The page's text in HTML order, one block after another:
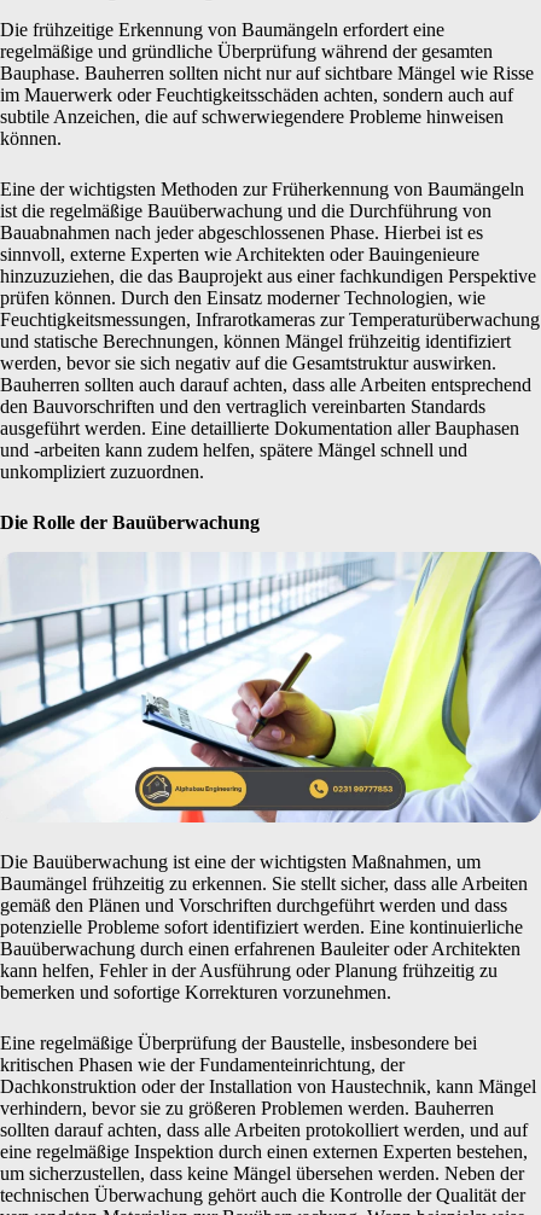
Die frühzeitige Erkennung von Baumängeln erfordert eine
regelmäßige und gründliche Überprüfung während der gesamten
Bauphase. Bauherren sollten nicht nur auf sichtbare Mängel wie Risse
im Mauerwerk oder Feuchtigkeitsschäden achten, sondern auch auf
subtile Anzeichen, die auf schwerwiegendere Probleme hinweisen
können.
Eine der wichtigsten Methoden zur Früherkennung von Baumängeln
ist die regelmäßige Bauüberwachung und die Durchführung von
Bauabnahmen nach jeder abgeschlossenen Phase. Hierbei ist es
sinnvoll, externe Experten wie Architekten oder Bauingenieure
hinzuzuziehen, die das Bauprojekt aus einer fachkundigen Perspektive
prüfen können. Durch den Einsatz moderner Technologien, wie
Feuchtigkeitsmessungen, Infrarotkameras zur Temperaturüberwachung
und statische Berechnungen, können Mängel frühzeitig identifiziert
werden, bevor sie sich negativ auf die Gesamtstruktur auswirken.
Bauherren sollten auch darauf achten, dass alle Arbeiten entsprechend
den Bauvorschriften und den vertraglich vereinbarten Standards
ausgeführt werden. Eine detaillierte Dokumentation aller Bauphasen
und -arbeiten kann zudem helfen, spätere Mängel schnell und
unkompliziert zuzuordnen.
Die Rolle der Bauüberwachung
Die Bauüberwachung ist eine der wichtigsten Maßnahmen, um
Baumängel frühzeitig zu erkennen. Sie stellt sicher, dass alle Arbeiten
gemäß den Plänen und Vorschriften durchgeführt werden und dass
potenzielle Probleme sofort identifiziert werden. Eine kontinuierliche
Bauüberwachung durch einen erfahrenen Bauleiter oder Architekten
kann helfen, Fehler in der Ausführung oder Planung frühzeitig zu
bemerken und sofortige Korrekturen vorzunehmen.
Eine regelmäßige Überprüfung der Baustelle, insbesondere bei
kritischen Phasen wie der Fundamenteinrichtung, der
Dachkonstruktion oder der Installation von Haustechnik, kann Mängel
verhindern, bevor sie zu größeren Problemen werden. Bauherren
sollten darauf achten, dass alle Arbeiten protokolliert werden, und auf
eine regelmäßige Inspektion durch einen externen Experten bestehen,
um sicherzustellen, dass keine Mängel übersehen werden. Neben der
technischen Überwachung gehört auch die Kontrolle der Qualität der